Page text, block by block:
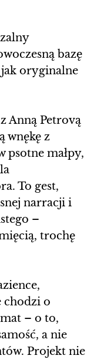
bazę
oryginalne
Anną Petrovą
wnękę z
psotne małpy,
To gest,
narracji i
–
trochę
chodzi o
– o to,
a nie
Projekt nie